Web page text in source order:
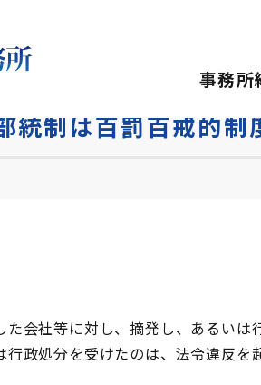
事務所
制は百罰百戒的制
会社等に対し、摘発し、あるいは
政処分を受けたのは、法令違反を